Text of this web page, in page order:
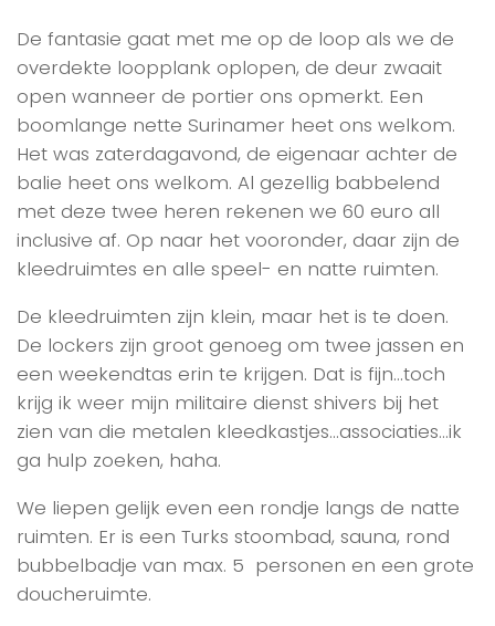
De fantasie gaat met me op de loop als we de
overdekte loopplank oplopen, de deur zwaait
open wanneer de portier ons opmerkt. Een
boomlange nette Surinamer heet ons welkom.
Het was zaterdagavond, de eigenaar achter de
balie heet ons welkom. Al gezellig babbelend
met deze twee heren rekenen we 60 euro all
inclusive af. Op naar het vooronder, daar zijn de
kleedruimtes en alle speel- en natte ruimten.
De kleedruimten zijn klein, maar het is te doen.
De lockers zijn groot genoeg om twee jassen en
een weekendtas erin te krijgen. Dat is fijn…toch
krijg ik weer mijn militaire dienst shivers bij het
zien van die metalen kleedkastjes…associaties…ik
ga hulp zoeken, haha.
We liepen gelijk even een rondje langs de natte
ruimten. Er is een Turks stoombad, sauna, rond
bubbelbadje van max. 5 personen en een grote
doucheruimte.